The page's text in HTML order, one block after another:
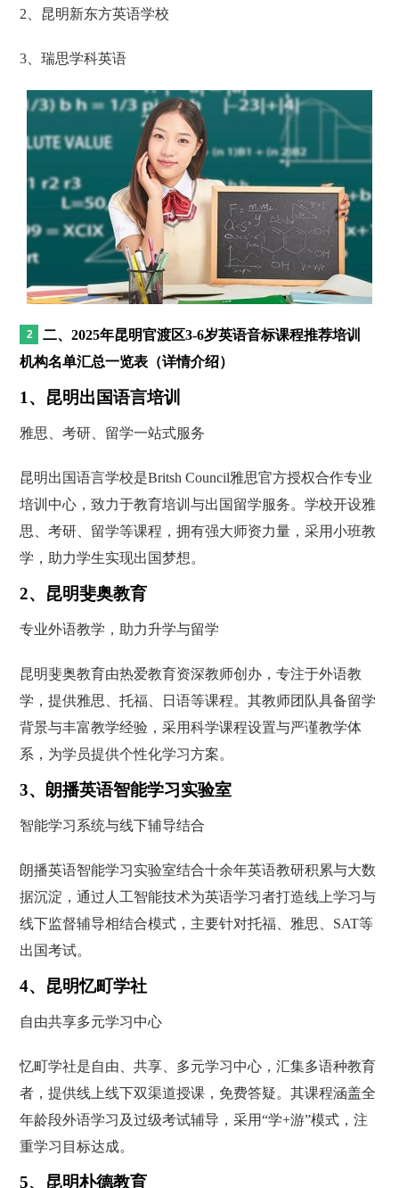
2、昆明新东方英语学校
3、瑞思学科英语
二、2025年昆明官渡区3-6岁英语音标课程推荐培训
机构名单汇总一览表（详情介绍）
1、昆明出国语言培训
雅思、考研、留学一站式服务
昆明出国语言学校是Britsh Council雅思官方授权合作专业
培训中心，致力于教育培训与出国留学服务。学校开设雅
思、考研、留学等课程，拥有强大师资力量，采用小班教
学，助力学生实现出国梦想。
2、昆明斐奥教育
专业外语教学，助力升学与留学
昆明斐奥教育由热爱教育资深教师创办，专注于外语教
学，提供雅思、托福、日语等课程。其教师团队具备留学
背景与丰富教学经验，采用科学课程设置与严谨教学体
系，为学员提供个性化学习方案。
3、朗播英语智能学习实验室
智能学习系统与线下辅导结合
朗播英语智能学习实验室结合十余年英语教研积累与大数
据沉淀，通过人工智能技术为英语学习者打造线上学习与
线下监督辅导相结合模式，主要针对托福、雅思、SAT等
出国考试。
4、昆明忆町学社
自由共享多元学习中心
忆町学社是自由、共享、多元学习中心，汇集多语种教育
者，提供线上线下双渠道授课，免费答疑。其课程涵盖全
年龄段外语学习及过级考试辅导，采用“学+游”模式，注
重学习目标达成。
5、昆明朴德教育